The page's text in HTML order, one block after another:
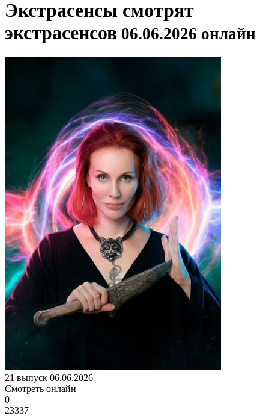
Экстрасенсы смотрят
экстрасенсов 06.06.2026 онлайн
21 выпуск 06.06.2026
Смотреть онлайн
0
23337